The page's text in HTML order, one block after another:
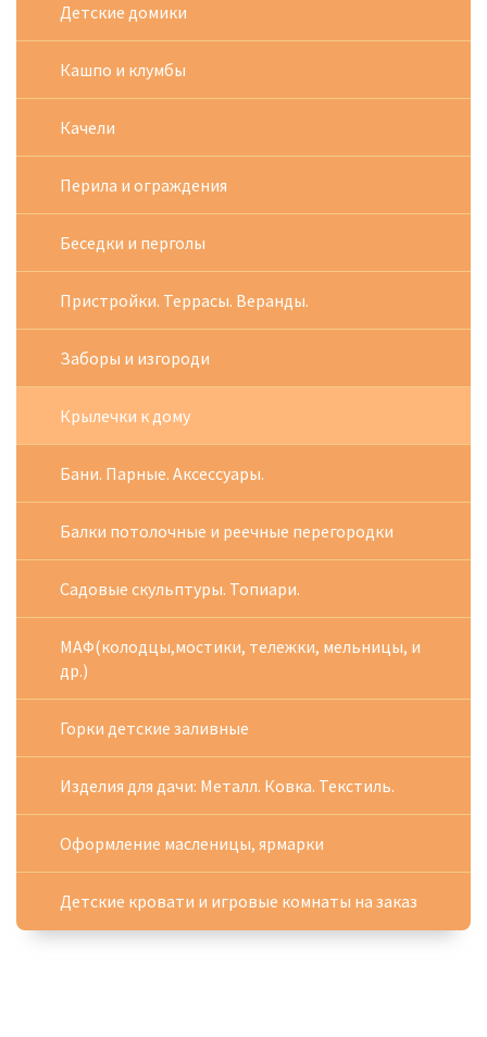
Детские домики
Кашпо и клумбы
Качели
Перила и ограждения
Беседки и перголы
Пристройки. Террасы. Веранды.
Заборы и изгороди
Крылечки к дому
Бани. Парные. Аксессуары.
Балки потолочные и реечные перегородки
Садовые скульптуры. Топиари.
МАФ(колодцы,мостики, тележки, мельницы, и
др.)
Горки детские заливные
Изделия для дачи: Металл. Ковка. Текстиль.
Оформление масленицы, ярмарки
Детские кровати и игровые комнаты на заказ